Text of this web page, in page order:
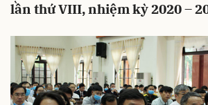
lần thứ VIII, nhiệm kỳ 2020 –